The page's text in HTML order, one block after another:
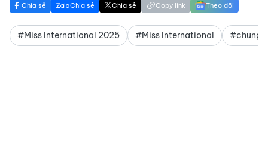
Chia sẻ Chia sẻ Chia sẻ Copy link Theo dõi
#Miss International 2025 #Miss International #chung